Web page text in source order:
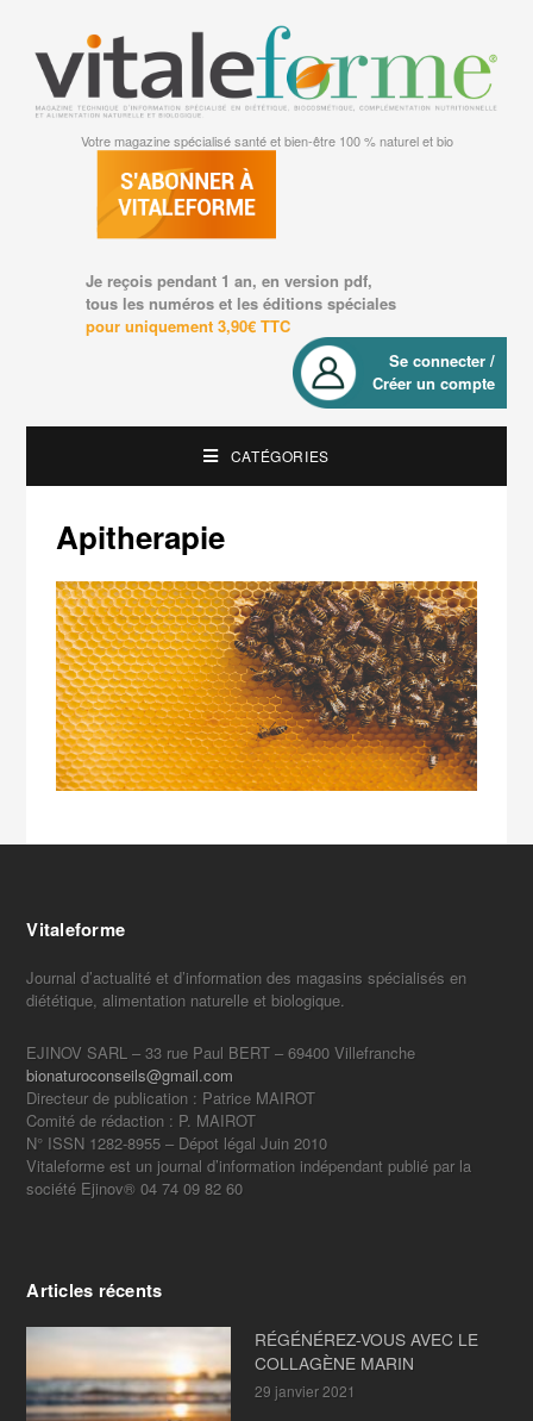
Votre magazine spécialisé santé et bien-être 100 % naturel et bio
Je reçois pendant 1 an, en version pdf,
tous les numéros et les éditions spéciales
pour uniquement 3,90€ TTC
Se connecter /
Créer un compte
CATÉGORIES
Apitherapie
Vitaleforme
Journal d’actualité et d’information des magasins spécialisés en
diététique, alimentation naturelle et biologique.
EJINOV SARL – 33 rue Paul BERT – 69400 Villefranche
bionaturoconseils@gmail.com
Directeur de publication : Patrice MAIROT
Comité de rédaction : P. MAIROT
N° ISSN 1282-8955 – Dépot légal Juin 2010
Vitaleforme est un journal d’information indépendant publié par la
société Ejinov® 04 74 09 82 60
Articles récents
RÉGÉNÉREZ-VOUS AVEC LE
COLLAGÈNE MARIN
29 janvier 2021